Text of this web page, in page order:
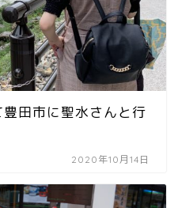
豊田市に聖水さんと行
2020年10月14日